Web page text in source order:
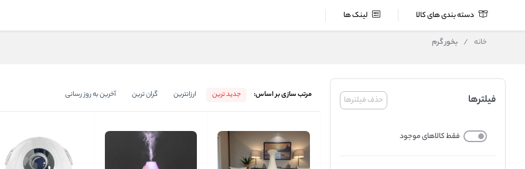
دسته بندی های کالا لینک ها
خانه / بخور گرم
حذف فیلترها فیلترها
فقط کالاهای موجود
مرتب سازی بر اساس: جدید ترین ارزانترین گران ترین آخرین به روز رسانی